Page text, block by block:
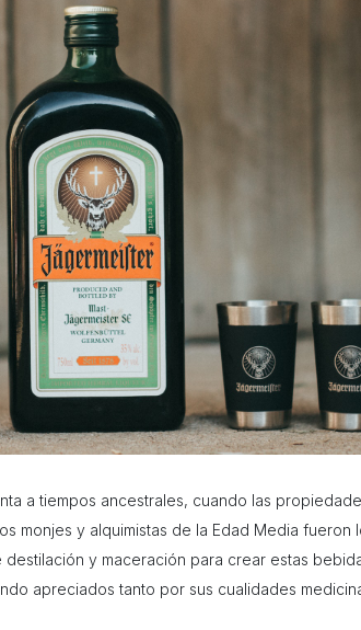
a tiempos ancestrales, cuando las
monjes y alquimistas de la Edad Media fueron
y maceración para crear estas
apreciados tanto por sus cualidades